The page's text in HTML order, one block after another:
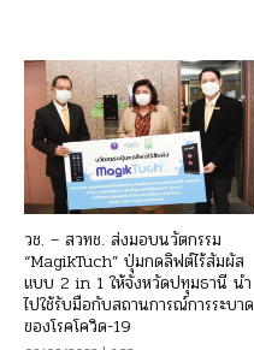
วช. – สวทช. ส่งมอบนวัตกรรม
“MagikTuch” ปุ่มกดลิฟต์ไร้สัมผัส
แบบ 2 in 1 ให้จังหวัดปทุมธานี นำ
ไปใช้รับมือกับสถานการณ์การระบาด
ของโรคโควิด-19